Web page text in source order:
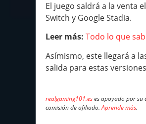
El juego saldrá a la venta
Switch y Google Stadia.
Leer más: Todo lo que
Asímismo, este llegará a
salida para estas
realgaming101.eses apoyado por su
comisión de afiliado.Aprende más.